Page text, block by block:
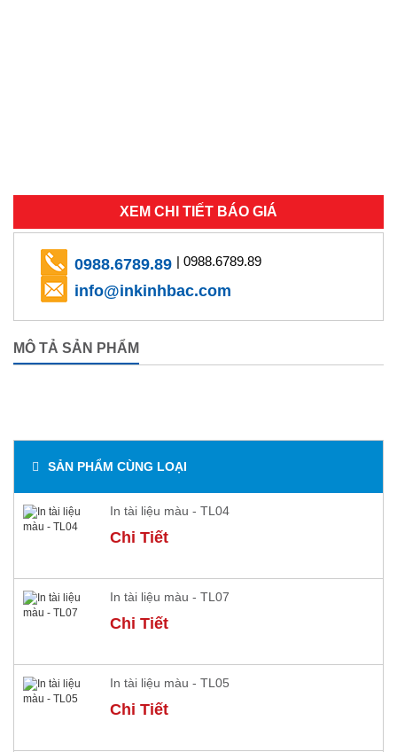
XEM CHI TIẾT BÁO GIÁ
0988.6789.89 | 0988.6789.89
info@inkinhbac.com
MÔ TẢ SẢN PHẨM
SẢN PHẨM CÙNG LOẠI
In tài liệu màu - TL04
Chi Tiết
In tài liệu màu - TL07
Chi Tiết
In tài liệu màu - TL05
Chi Tiết